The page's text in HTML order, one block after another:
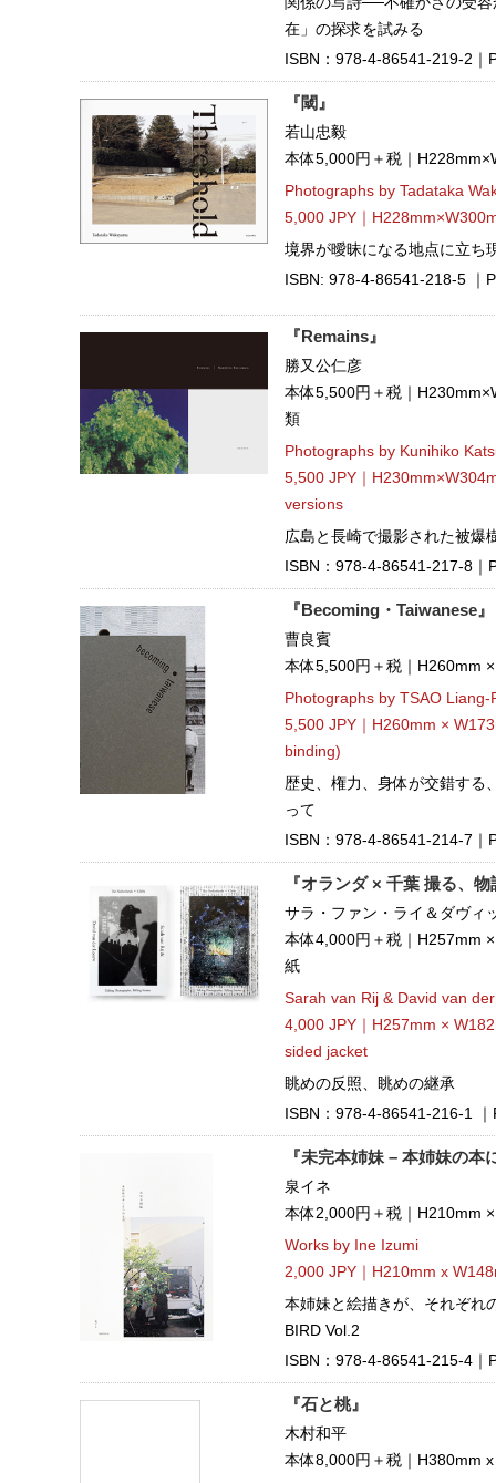
在」の探求を試みる
ISBN：978-4-86541-219-2
『閾』
若山忠毅
本体5,000円＋税｜
Photographs by Tadataka
5,000 JPY｜
境界が曖昧になる地点に立ち
ISBN: 978-4-86541-218-5 ｜
『Remains』
勝又公仁彦
本体5,500円＋税｜
類
Photographs by Kunihiko
5,500 JPY｜
versions
広島と長崎で撮影された被爆
ISBN：978-4-86541-217-8
『Becoming・Taiwanese』
曹良賓
本体5,500円＋税｜H260mm
Photographs by TSAO Liang-
5,500 JPY｜H260mm ×
binding)
歴史、権力、身体が交錯する
って
ISBN：978-4-86541-214-7
『オランダ × 千葉 撮る、物
サラ・ファン・ライ＆ダヴィ
本体4,000円＋税｜H257mm
紙
Sarah van Rij & David van
4,000 JPY｜H257mm ×
sided jacket
眺めの反照、眺めの継承
ISBN：978-4-86541-216-1
『未完本姉妹 – 本姉妹の本
泉イネ
本体2,000円＋税｜H210mm
Works by Ine Izumi
2,000 JPY｜H210mm x
本姉妹と絵描きが、それぞれ
BIRD Vol.2
ISBN：978-4-86541-215-4
『石と桃』
木村和平
本体8,000円＋税｜H380mm